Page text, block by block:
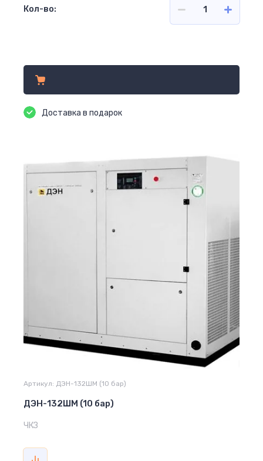
Кол-во:
Доставка в подарок
Артикул: ДЭН-132ШМ (10 бар)
ДЭН-132ШМ (10 бар)
ЧКЗ